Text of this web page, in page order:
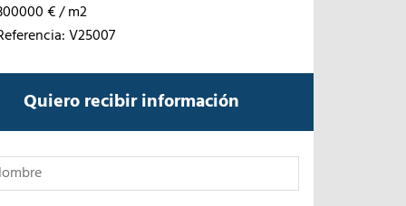
€ / m2
V25007
Quiero recibir información